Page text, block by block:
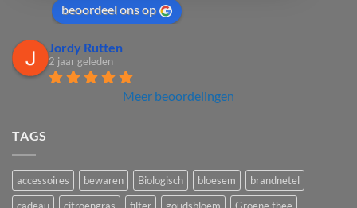
beoordeel ons op
Jordy Rutten
2 jaar geleden
Meer beoordelingen
TAGS
accessoires bewaren Biologisch bloesem
brandnetel
cadeau
citroengras filter goudsbloem Groene thee